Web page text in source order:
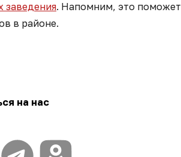
заведения. Напомним, это поможет
в районе.
на нас